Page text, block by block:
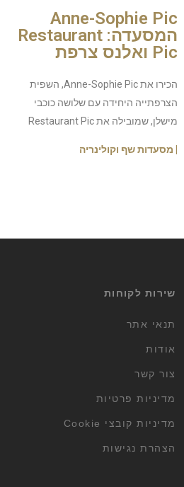
Anne-Sophie Pic
המסעדה: Restaurant
Pic ואלנס צרפת
הכירו את Anne-Sophie Pic, השפית
הצרפתייה היחידה עם שלושה כוכבי
מישלן, שמובילה את Restaurant Pic
| מסעדות שף וקולינריה
שירות לקוחות
תנאי אתר
אודות
צור קשר
מדיניות פרטיות
מדיניות קובצי Cookie
הצהרת נגישות